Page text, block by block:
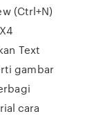
(Ctrl+N)
Text
gambar
cara